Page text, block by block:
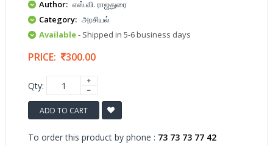
Author: எஸ்.வி. ராஜதுரை
Category: அரசியல்
Available- Shipped in 5-6 business days
PRICE: 300.00
Qty:
ADD TO CART
To order this product by phone : 73 73 73 77 42